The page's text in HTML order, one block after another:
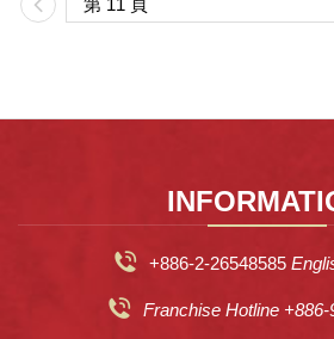
+886-2-26548585
Franchise Hotline +886-